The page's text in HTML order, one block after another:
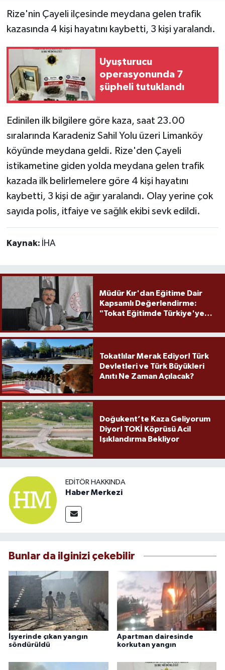
Rize'nin Çayeli ilçesinde meydana gelen trafik
kazasında 4 kişi hayatını kaybetti, 3 kişi yaralandı.
Uyuşturucu
operasyonunda 7
şüpheli tutuklandı
Edinilen ilk bilgilere göre kaza, saat 23.00
sıralarında Karadeniz Sahil Yolu üzeri Limanköy
köyünde meydana geldi. Rize'den Çayeli
istikametine giden yolda meydana gelen trafik
kazada ilk belirlemelere göre 4 kişi hayatını
kaybetti, 3 kişi de ağır yaralandı. Olay yerine çok
sayıda polis, itfaiye ve sağlık ekibi sevk edildi.
Kaynak: İHA
Müdür Kır'dan Eğitime Dair
Kapsamlı Değerlendirme:
"Tokat Eğitimde Türkiye'ye
Tokatlılar Merak Ediyor! Türk
Devletleri ve Türk Büyükleri
Anıtı Ne Zaman Açılacak?
Doğukent’te Kaza Geliyorum
Diyor! TOKİ Köprüsü Acil
Işıklandırma Bekliyor
EDITÖR HAKKINDA
Haber Merkezi
Bunlar da ilginizi çekebilir
İşyerinde çıkan yangın
söndürüldü
Apartman dairesinde
korkutan yangın